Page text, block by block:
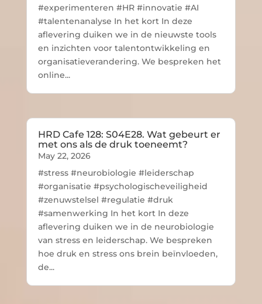
#experimenteren #HR #innovatie #AI
#talentenanalyse In het kort In deze
aflevering duiken we in de nieuwste tools
en inzichten voor talentontwikkeling en
organisatieverandering. We bespreken het
online...
HRD Cafe 128: S04E28. Wat gebeurt er
met ons als de druk toeneemt?
May 22, 2026
#stress #neurobiologie #leiderschap
#organisatie #psychologischeveiligheid
#zenuwstelsel #regulatie #druk
#samenwerking In het kort In deze
aflevering duiken we in de neurobiologie
van stress en leiderschap. We bespreken
hoe druk en stress ons brein beïnvloeden,
de...